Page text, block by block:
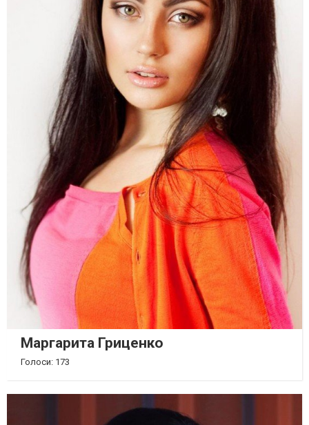
Маргарита Гриценко
Голоси: 173